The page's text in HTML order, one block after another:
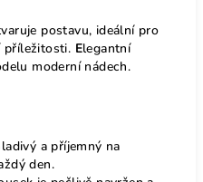
postavu, ideální pro
příležitosti. Elegantní
moderní nádech.
a příjemný na
den.